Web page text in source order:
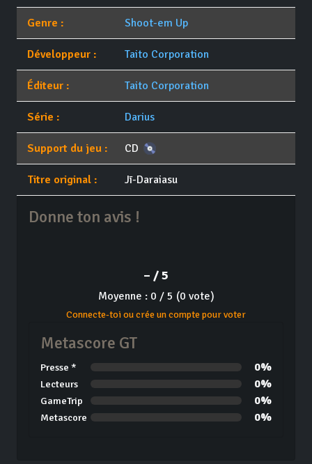
Genre : Shoot-em Up
Développeur : Taito Corporation
Éditeur : Taito Corporation
Série : Darius
Support du jeu : CD
Titre original : Jī-Daraiasu
Donne ton avis !
– / 5
Moyenne : 0 / 5 (0 vote)
Connecte-toi ou crée un compte pour voter
Metascore GT
Presse * 0%
Lecteurs 0%
GameTrip 0%
Metascore 0%